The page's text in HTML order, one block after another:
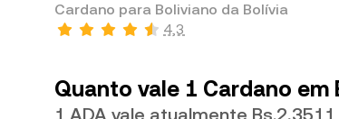
Cardano para Boliviano da Bolívia
4,3
Quanto vale 1 Cardano em
1 ADA vale atualmente Bs.2,3511